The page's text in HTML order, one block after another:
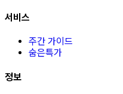
서비스
주간 가이드
숨은특가
정보